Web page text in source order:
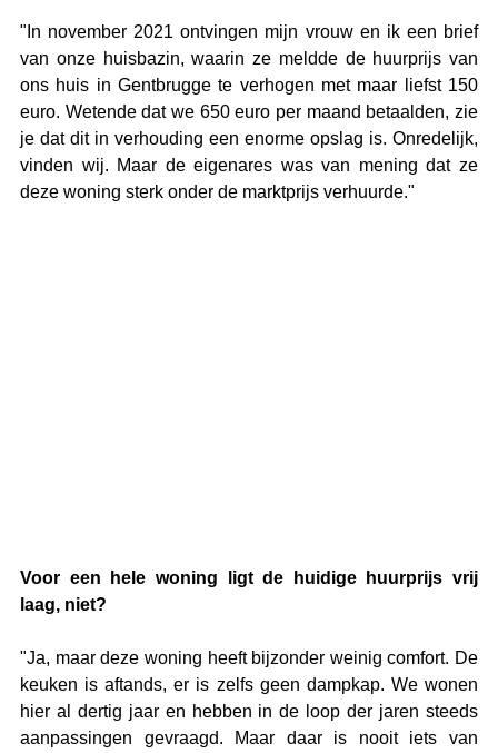
"In november 2021 ontvingen mijn vrouw en ik een brief
van onze huisbazin, waarin ze meldde de huurprijs van
ons huis in Gentbrugge te verhogen met maar liefst 150
euro. Wetende dat we 650 euro per maand betaalden, zie
je dat dit in verhouding een enorme opslag is. Onredelijk,
vinden wij. Maar de eigenares was van mening dat ze
deze woning sterk onder de marktprijs verhuurde."
Voor een hele woning ligt de huidige huurprijs vrij
laag, niet?
"Ja, maar deze woning heeft bijzonder weinig comfort. De
keuken is aftands, er is zelfs geen dampkap. We wonen
hier al dertig jaar en hebben in de loop der jaren steeds
aanpassingen gevraagd. Maar daar is nooit iets van